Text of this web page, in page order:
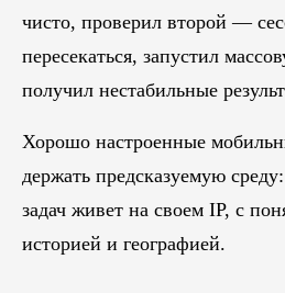
чисто, проверил второй —
пересекаться, запустил
получил нестабильные
Хорошо настроенные
держать предсказуемую
задач живет на своем IP, с
историей и географией.